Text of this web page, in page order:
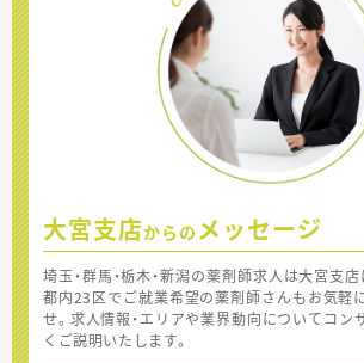
大宮支店からの メッセージ
埼玉・群馬・栃木・新潟の薬剤師求人は大宮支
都内23区でご就業希望の薬剤師さんもお気軽
せ。求人情報・エリアや業界動向についてコン
くご説明いたします。